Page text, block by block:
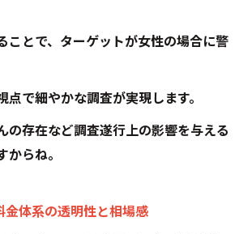
ことで、ターゲットが女性の場合に警
点で細やかな調査が実現します。
の存在など調査遂行上の影響を与える
からね。
金体系の透明性と相場感